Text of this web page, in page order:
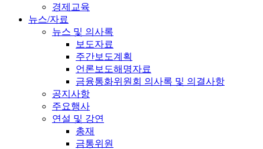
경제교육
뉴스/자료
뉴스 및 의사록
보도자료
주간보도계획
언론보도해명자료
금융통화위원회 의사록 및 의결사항
공지사항
주요행사
연설 및 강연
총재
금통위원